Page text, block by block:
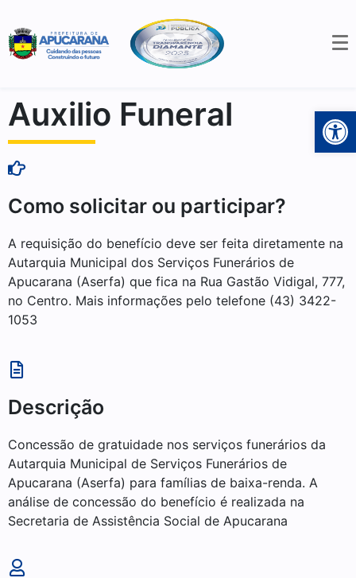
Auxilio Funeral
Como solicitar ou participar?
A requisição do benefício deve ser feita diretamente na
Autarquia Municipal dos Serviços Funerários de
Apucarana (Aserfa) que fica na Rua Gastão Vidigal, 777,
no Centro. Mais informações pelo telefone (43) 3422-
1053
Descrição
Concessão de gratuidade nos serviços funerários da
Autarquia Municipal de Serviços Funerários de
Apucarana (Aserfa) para famílias de baixa-renda. A
análise de concessão do benefício é realizada na
Secretaria de Assistência Social de Apucarana